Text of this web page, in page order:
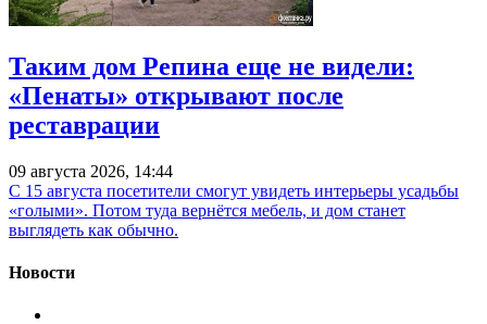
Таким дом Репина еще не видели:
«Пенаты» открывают после
реставрации
09 августа 2026, 14:44
С 15 августа посетители смогут увидеть интерьеры усадьбы
«голыми». Потом туда вернётся мебель, и дом станет
выглядеть как обычно.
Новости